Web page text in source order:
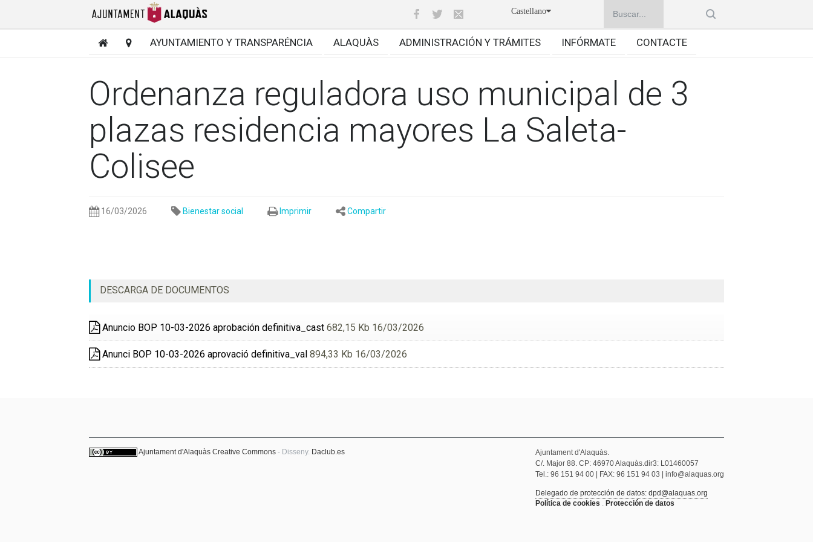
Castellano
AYUNTAMIENTO Y TRANSPARÉNCIA ALAQUÀS ADMINISTRACIÓN Y TRÁMITES INFÓRMATE CONTACTE
Ordenanza reguladora uso municipal de 3
plazas residencia mayores La Saleta-
Colisee
16/03/2026 Bienestar social Imprimir Compartir
DESCARGA DE DOCUMENTOS
Anuncio BOP 10-03-2026 aprobación definitiva_cast 682,15 Kb 16/03/2026
Anunci BOP 10-03-2026 aprovació definitiva_val 894,33 Kb 16/03/2026
Ajuntament d'Alaquàs Creative Commons - Disseny. Daclub.es
Ajuntament d'Alaquàs.
C/. Major 88. CP: 46970 Alaquàs.dir3: L01460057
Tel.: 96 151 94 00 | FAX: 96 151 94 03 | info@alaquas.org
Delegado de protección de datos: dpd@alaquas.org
Política de cookies . Protección de datos